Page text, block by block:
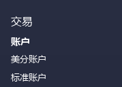
交易
账户
美分账户
标准账户